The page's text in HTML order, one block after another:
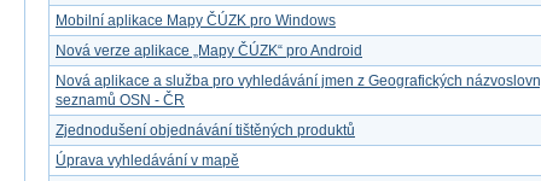
Mobilní aplikace Mapy ČÚZK pro Windows
Nová verze aplikace „Mapy ČÚZK“ pro Android
Nová aplikace a služba pro vyhledávání jmen z Geografických
seznamů OSN - ČR
Zjednodušení objednávání tištěných produktů
Úprava vyhledávání v mapě